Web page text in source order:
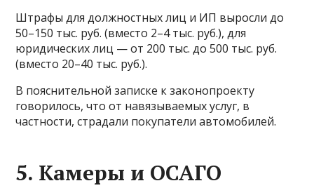
Штрафы для должностных лиц и ИП выросли до
50–150 тыс. руб. (вместо 2–4 тыс. руб.), для
юридических лиц — от 200 тыс. до 500 тыс. руб.
(вместо 20–40 тыс. руб.).
В пояснительной записке к законопроекту
говорилось, что от навязываемых услуг, в
частности, страдали покупатели автомобилей.
5. Камеры и ОСАГО